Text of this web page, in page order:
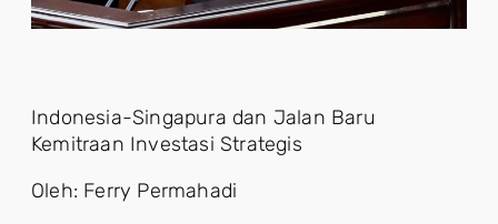
Indonesia-Singapura dan Jalan Baru
Kemitraan Investasi Strategis
Oleh: Ferry Permahadi